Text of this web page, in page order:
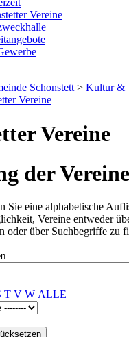
Vereine
Schonstett > Kultur &
Vereine
Vereine
der Vereine
Sie eine alphabetische
Vereine entweder
oder über Suchbegriffe zu
T V W ALLE